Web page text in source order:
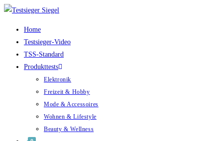
Home
Testsieger-Video
TSS-Standard
Produkttests
Elektronik
Freizeit & Hobby
Mode & Accessoires
Wohnen & Lifestyle
Beauty & Wellness